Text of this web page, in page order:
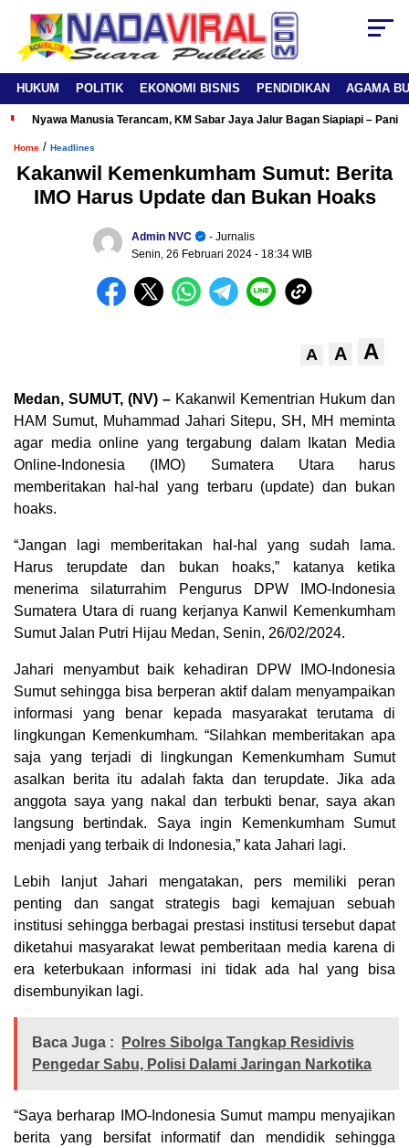
HUKUM POLITIK EKONOMI BISNIS PENDIDIKAN AGAMA
Nyawa Manusia Terancam, KM Sabar Jaya Jalur Bagan Siapiapi –
Home / Headlines
Kakanwil Kemenkumham Sumut: Berita
IMO Harus Update dan Bukan Hoaks
Admin NVC
- Jurnalis
Senin, 26 Februari 2024 - 18:34 WIB
A A A
Medan, SUMUT, (NV) – Kakanwil Kementrian Hukum dan
HAM Sumut, Muhammad Jahari Sitepu, SH, MH meminta
agar media online yang tergabung dalam Ikatan Media
Online-Indonesia (IMO) Sumatera Utara harus
memberitakan hal-hal yang terbaru (update) dan bukan
hoaks.
“Jangan lagi memberitakan hal-hal yang sudah lama.
Harus terupdate dan bukan hoaks,” katanya ketika
menerima silaturrahim Pengurus DPW IMO-Indonesia
Sumatera Utara di ruang kerjanya Kanwil Kemenkumham
Sumut Jalan Putri Hijau Medan, Senin, 26/02/2024.
Jahari menyambut baik kehadiran DPW IMO-Indonesia
Sumut sehingga bisa berperan aktif dalam menyampaikan
informasi yang benar kepada masyarakat terutama di
lingkungan Kemenkumham. “Silahkan memberitakan apa
saja yang terjadi di lingkungan Kemenkumham Sumut
asalkan berita itu adalah fakta dan terupdate. Jika ada
anggota saya yang nakal dan terbukti benar, saya akan
langsung bertindak. Saya ingin Kemenkumham Sumut
menjadi yang terbaik di Indonesia,” kata Jahari lagi.
Lebih lanjut Jahari mengatakan, pers memiliki peran
penting dan sangat strategis bagi kemajuan sebuah
institusi sehingga berbagai prestasi institusi tersebut dapat
diketahui masyarakat lewat pemberitaan media karena di
era keterbukaan informasi ini tidak ada hal yang bisa
disembunyikan lagi.
Baca Juga :
Polres Sibolga Tangkap Residivis
Pengedar Sabu, Polisi Dalami Jaringan Narkotika
“Saya berharap IMO-Indonesia Sumut mampu menyajikan
berita yang bersifat informatif dan mendidik sehingga